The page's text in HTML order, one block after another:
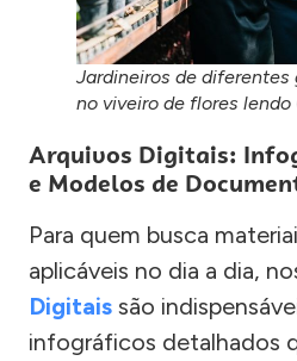
Jardineiros de
no viveiro de flores lendo
Arquivos Digitais:
e Modelos de
Para quem busca
aplicáveis no dia a dia,
Digitais são
infográficos detalhados